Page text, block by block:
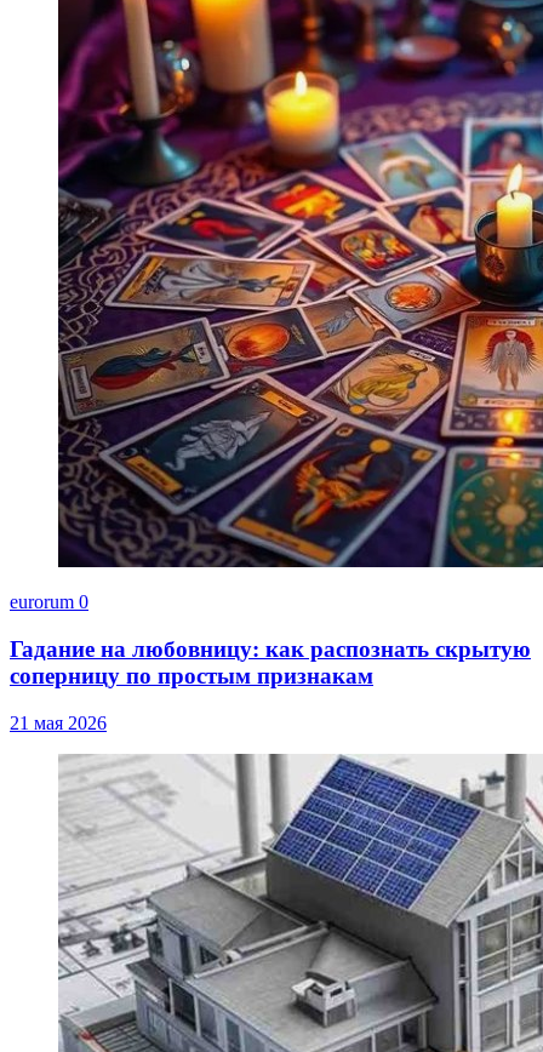
eurorum 0
Гадание на любовницу: как распознать скрытую
соперницу по простым признакам
21 мая 2026